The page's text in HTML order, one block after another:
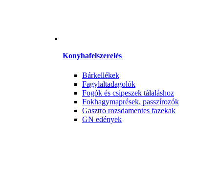
Konyhafelszerelés
Bárkellékek
Fagylaltadagolók
Fogók és csipeszek tálaláshoz
Fokhagymaprések, passzírozók
Gasztro rozsdamentes fazekak
GN edények